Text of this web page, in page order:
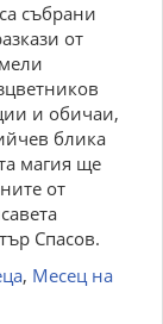
събрани
от
и обичаи,
блика
магия ще
от
Спасов.
, Месец на